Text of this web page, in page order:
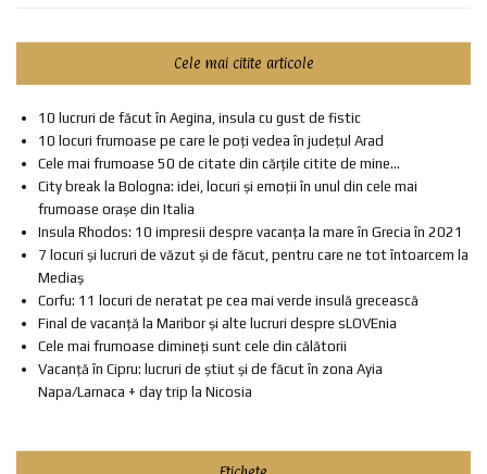
Cele mai citite articole
10 lucruri de făcut în Aegina, insula cu gust de fistic
10 locuri frumoase pe care le poți vedea în județul Arad
Cele mai frumoase 50 de citate din cărțile citite de mine...
City break la Bologna: idei, locuri și emoții în unul din cele mai
frumoase orașe din Italia
Insula Rhodos: 10 impresii despre vacanța la mare în Grecia în 2021
7 locuri și lucruri de văzut și de făcut, pentru care ne tot întoarcem la
Mediaș
Corfu: 11 locuri de neratat pe cea mai verde insulă grecească
Final de vacanță la Maribor și alte lucruri despre sLOVEnia
Cele mai frumoase dimineți sunt cele din călătorii
Vacanță în Cipru: lucruri de știut și de făcut în zona Ayia
Napa/Larnaca + day trip la Nicosia